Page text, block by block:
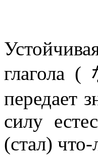
глагола
передает
силу
(стал)